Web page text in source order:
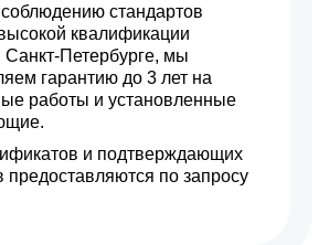
стандартов
квалификации
Санкт-Петербурге, мы
гарантию до 3 лет на
работы и установленные
и подтверждающих
предоставляются по запросу